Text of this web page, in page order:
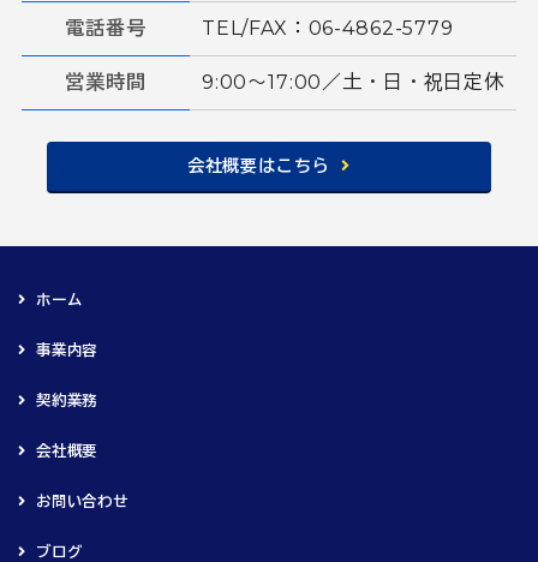
電話番号 TEL/FAX：06-4862-5779
営業時間 9:00〜17:00／土・日・祝日定休
会社概要はこちら
ホーム
事業内容
契約業務
会社概要
お問い合わせ
ブログ